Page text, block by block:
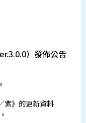
紫》的更新資料